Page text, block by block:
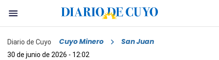
Diario de Cuyo Cuyo Minero San Juan
30 de junio de 2026 - 12:02